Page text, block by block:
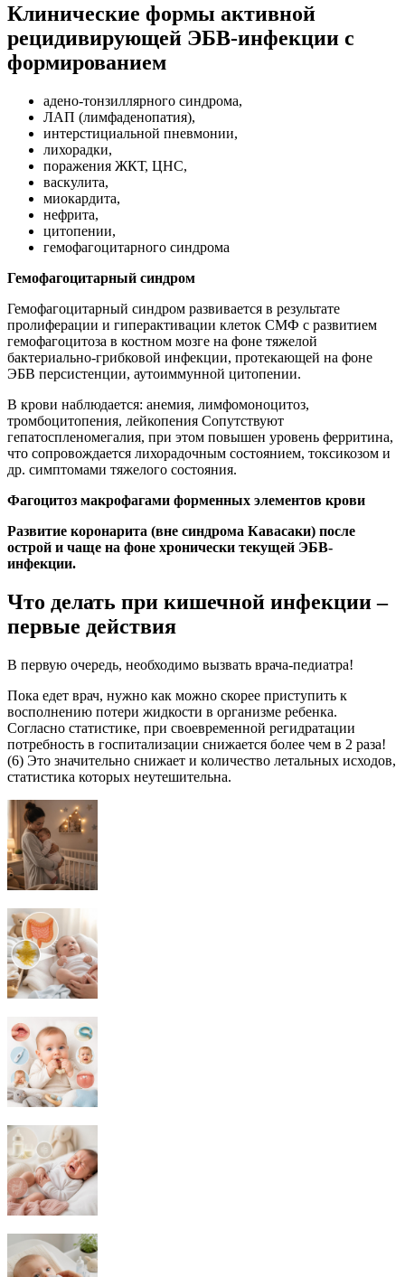
Клинические формы активной
рецидивирующей ЭБВ-инфекции с
формированием
адено-тонзиллярного синдрома,
ЛАП (лимфаденопатия),
интерстициальной пневмонии,
лихорадки,
поражения ЖКТ, ЦНС,
васкулита,
миокардита,
нефрита,
цитопении,
гемофагоцитарного синдрома
Гемофагоцитарный синдром
Гемофагоцитарный синдром развивается в результате
пролиферации и гиперактивации клеток СМФ с развитием
гемофагоцитоза в костном мозге на фоне тяжелой
бактериально-грибковой инфекции, протекающей на фоне
ЭБВ персистенции, аутоиммунной цитопении.
В крови наблюдается: анемия, лимфомоноцитоз,
тромбоцитопения, лейкопения Сопутствуют
гепатоспленомегалия, при этом повышен уровень ферритина,
что сопровождается лихорадочным состоянием, токсикозом и
др. симптомами тяжелого состояния.
Фагоцитоз макрофагами форменных элементов крови
Развитие коронарита (вне синдрома Кавасаки) после
острой и чаще на фоне хронически текущей ЭБВ-
инфекции.
Что делать при кишечной инфекции –
первые действия
В первую очередь, необходимо вызвать врача-педиатра!
Пока едет врач, нужно как можно скорее приступить к
восполнению потери жидкости в организме ребенка.
Согласно статистике, при своевременной регидратации
потребность в госпитализации снижается более чем в 2 раза!
(6) Это значительно снижает и количество летальных исходов,
статистика которых неутешительна.